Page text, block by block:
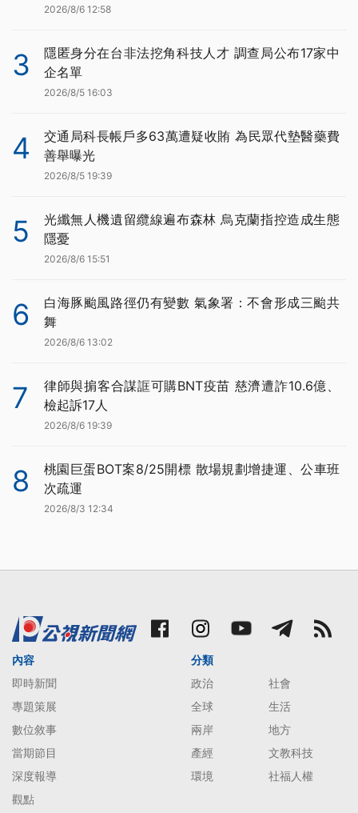
2026/8/6 12:58
3
隱匿身分在台非法挖角科技人才 調查局公布17家中
企名單
2026/8/5 16:03
4
交通局科長帳戶多63萬遭疑收賄 為民眾代墊醫藥費
善舉曝光
2026/8/5 19:39
5
光纖無人機遺留纜線遍布森林 烏克蘭指控造成生態
隱憂
2026/8/6 15:51
6
白海豚颱風路徑仍有變數 氣象署：不會形成三颱共
舞
2026/8/6 13:02
7
律師與掮客合謀誆可購BNT疫苗 慈濟遭詐10.6億、
檢起訴17人
2026/8/6 19:39
8
桃園巨蛋BOT案8/25開標 散場規劃增捷運、公車班
次疏運
2026/8/3 12:34
內容
即時新聞
專題策展
數位敘事
當期節目
深度報導
觀點
分類
政治
社會
全球
生活
兩岸
地方
產經
文教科技
環境
社福人權